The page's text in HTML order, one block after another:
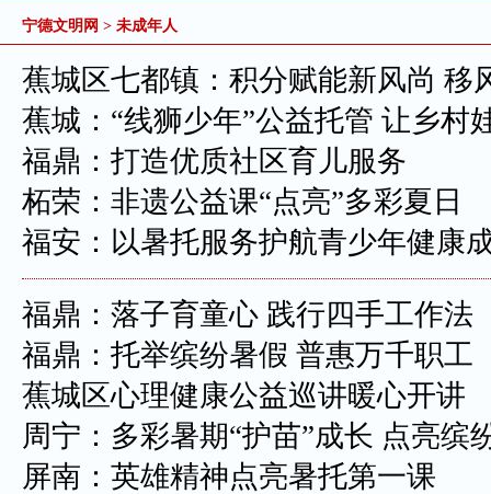
宁德文明网 > 未成年人
蕉城区七都镇：积分赋能新风尚 移
蕉城：“线狮少年”公益托管 让乡村
福鼎：打造优质社区育儿服务
柘荣：非遗公益课“点亮”多彩夏日
福安：以暑托服务护航青少年健康
福鼎：落子育童心 践行四手工作法
福鼎：托举缤纷暑假 普惠万千职工
蕉城区心理健康公益巡讲暖心开讲
周宁：多彩暑期“护苗”成长 点亮缤
屏南：英雄精神点亮暑托第一课